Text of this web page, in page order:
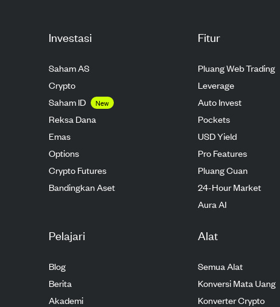
Investasi
Saham AS
Crypto
Saham ID
New
Reksa Dana
Emas
Options
Crypto Futures
Bandingkan Aset
Fitur
Pluang Web Trading
Leverage
Auto Invest
Pockets
USD Yield
Pro Features
Pluang Cuan
24-Hour Market
Aura AI
Pelajari
Blog
Berita
Akademi
Alat
Semua Alat
Konversi Mata Uang
Konverter Crypto